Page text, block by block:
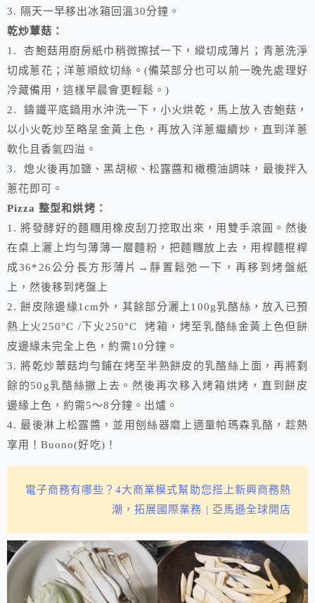
3. 隔天一早移出冰箱回溫30分鐘。
乾炒蕈菇：
1. 杏鮑菇用廚房紙巾稍微擦拭一下，縱切成薄片；青蔥洗淨
切成蔥花；洋蔥順紋切絲。(備菜部分也可以前一晚先處理好
冷藏備用，這樣早晨會更輕鬆。)
2. 鑄鐵平底鍋用水沖洗一下，小火烘乾，馬上放入杏鮑菇，
以小火乾炒至略呈金黃上色，再放入洋蔥繼續炒，直到洋蔥
軟化且香氣四溢。
3. 熄火後再加鹽、黑胡椒、松露醬和橄欖油調味，最後拌入
蔥花即可。
Pizza 整型和烘烤：
1. 將發酵好的麵糰用橡皮刮刀挖取出來，用雙手滾圓。然後
在桌上灑上均勻薄薄一層麵粉，把麵糰放上去，用桿麵棍桿
成36*26公分長方形薄片→靜置鬆弛一下，再移到烤盤紙
上，然後移到烤盤上
2. 餅皮除邊緣1cm外，其餘部分灑上100g乳酪絲，放入已預
熱上火250°C /下火250°C 烤箱，烤至乳酪絲金黃上色但餅
皮邊緣未完全上色，約需10分鐘。
3. 將乾炒蕈菇均勻鋪在烤至半熟餅皮的乳酪絲上面，再將剩
餘的50g乳酪絲撒上去。然後再次移入烤箱烘烤，直到餅皮
邊緣上色，約需5～8分鐘。出爐。
4. 最後淋上松露醬，並用刨絲器磨上適量帕瑪森乳酪，趁熱
享用！Buono(好吃)！
電子商務有哪些？4大商業模式幫助您搭上新興商務熱
潮，拓展國際業務 | 亞馬遜全球開店